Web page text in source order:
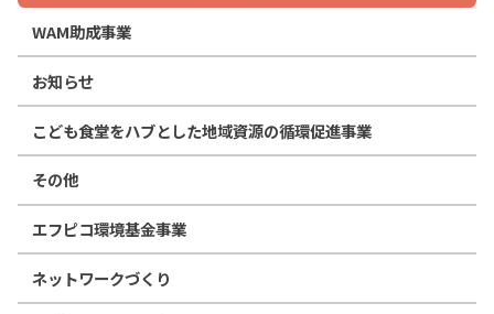
WAM助成事業
お知らせ
こども食堂をハブとした地域資源の循環促進事業
その他
エフピコ環境基金事業
ネットワークづくり